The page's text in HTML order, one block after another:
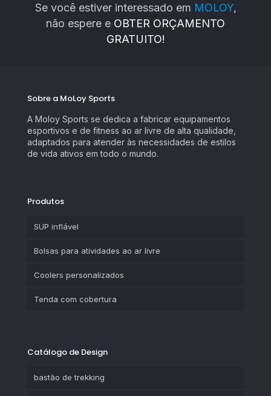
Se você estiver interessado em MOLOY,
não espere e OBTER ORÇAMENTO
GRATUITO!
Sobre a MoLoy Sports
A Moloy Sports se dedica a fabricar equipamentos
esportivos e de fitness ao ar livre de alta qualidade,
adaptados para atender às necessidades de estilos
de vida ativos em todo o mundo.
Produtos
SUP inflável
Bolsas para atividades ao ar livre
Coolers personalizados
Tenda com cobertura
Catálogo de Design
bastão de trekking